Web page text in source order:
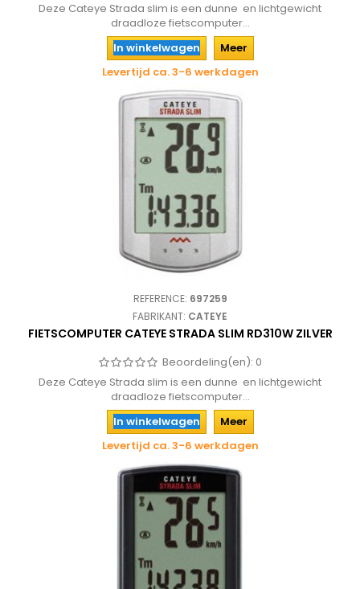
Deze Cateye Strada slim is een dunne en lichtgewicht
draadloze fietscomputer...
In winkelwagen
Meer
Levertijd ca. 3-6 werkdagen
REFERENCE: 697259
FABRIKANT: CATEYE
FIETSCOMPUTER CATEYE STRADA SLIM RD310W ZILVER
Beoordeling(en): 0
Deze Cateye Strada slim is een dunne en lichtgewicht
draadloze fietscomputer...
In winkelwagen
Meer
Levertijd ca. 3-6 werkdagen